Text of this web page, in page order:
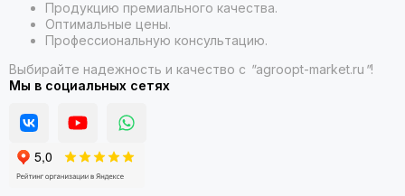
Продукцию премиального качества.
Оптимальные цены.
Профессиональную консультацию.
Выбирайте надежность и качество с "agroopt-market.ru "!
Мы в социальных сетях